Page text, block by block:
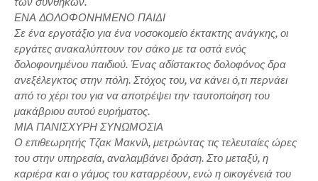
ΕΝΑ ΔΟΛΟΦΟΝΗΜΕΝΟ ΠΑΙΔΙ
Σε ένα εργοτάξιο για ένα νοσοκομείο έκτακτης ανάγκης, οι
εργάτες ανακαλύπτουν τον σάκο με τα οστά ενός
δολοφονημένου παιδιού. Ένας αδίστακτος δολοφόνος δρα
ανεξέλεγκτος στην πόλη. Στόχος του, να κάνει ό,τι περνάει
από το χέρι του για να αποτρέψει την ταυτοποίηση του
μακάβριου αυτού ευρήματος.
ΜΙΑ ΠΑΝΙΣΧΥΡΗ ΣΥΝΩΜΟΣΙΑ
Ο επιθεωρητής Τζακ Μακνίλ, μετρώντας τις τελευταίες ώρες
του στην υπηρεσία, αναλαμβάνει δράση. Στο μεταξύ, η
καριέρα και ο γάμος του καταρρέουν, ενώ η οικογένειά του